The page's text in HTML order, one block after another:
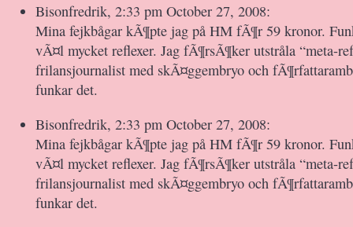
Bisonfredrik, 2:33 pm October 27, 2008:
Mina fejkbågar kÃ¶pte jag på HM fÃ¶r 59 kronor.
vÃ¤l mycket reflexer. Jag fÃ¶rsÃ¶ker utstråla “meta-
frilansjournalist med skÃ¤ggembryo och
funkar det.
Bisonfredrik, 2:33 pm October 27, 2008:
Mina fejkbågar kÃ¶pte jag på HM fÃ¶r 59 kronor.
vÃ¤l mycket reflexer. Jag fÃ¶rsÃ¶ker utstråla “meta-
frilansjournalist med skÃ¤ggembryo och
funkar det.